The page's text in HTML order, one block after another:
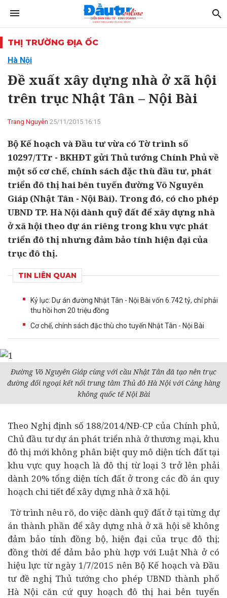
THỊ TRƯỜNG ĐỊA ỐC
Hà Nội
Đề xuất xây dựng nhà ở xã hội
trên trục Nhật Tân – Nội Bài
Trang Nguyễn 25/11/2015 16:15
Bộ Kế hoạch và Đầu tư vừa có Tờ trình số
10297/TTr - BKHĐT gửi Thủ tướng Chính Phủ về
một số cơ chế, chính sách đặc thù đầu tư, phát
triển đô thị hai bên tuyến đường Võ Nguyên
Giáp (Nhật Tân - Nội Bài). Trong đó, có cho phép
UBND TP. Hà Nội dành quỹ đất để xây dựng nhà
ở xã hội theo dự án riêng trong khu vực phát
triển đô thị nhưng đảm bảo tính hiện đại của
trục đô thị.
TIN LIÊN QUAN
Kỷ lục: Dự án đường Nhật Tân - Nội Bài vốn 6.742 tỷ, chỉ phải
thu hồi hơn 20 triệu đồng
Cơ chế, chính sách đặc thù cho tuyến Nhật Tân - Nội Bài
Đường Võ Nguyên Giáp cùng với cầu Nhật Tân đã tạo nên trục
đường đối ngoại kết nối trung tâm Thủ đô Hà Nội với Cảng hàng
không quốc tế Nội Bài
Theo Nghị định số 188/2014/NĐ-CP của Chính phủ,
Chủ đầu tư dự ánphát triển nhà ở thương mại, khu
đô thị mới không phân biệt quy mô diện tích đất tại
khu vực quy hoạch là đô thị từ loại 3 trở lên phải
dành 20% tổng diện tích đất ở trong các đồ án quy
hoạch chi tiết để xây dựng nhà ở xã hội.
Tờ trình nêu rõ, do việc dành quỹ đất ở tại từng dự
án thành phần để xây dựng nhà ở xã hội sẽ không
đảm bảo tính đồng bộ, hiện đại của trục đô thị;
đồng thời để đảm bảo phù hợp với Luật Nhà ở có
hiệu lực từ ngày 1/7/2015 nên Bộ Kế hoạch và Đầu
tư đề nghị Thủ tướng cho phép UBND thành phố
Hà Nội căn cứ quy hoạch đô thị hai bên tuyến